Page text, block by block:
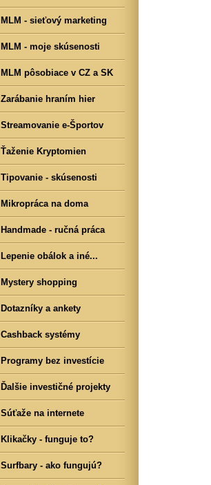
MLM - sieťový marketing
MLM - moje skúsenosti
MLM pôsobiace v CZ a SK
Zarábanie hraním hier
Streamovanie e-Športov
Ťaženie Kryptomien
Tipovanie - skúsenosti
Mikropráca na doma
Handmade - ručná práca
Lepenie obálok a iné...
Mystery shopping
Dotazníky a ankety
Cashback systémy
Programy bez investície
Ďalšie investičné projekty
Súťaže na internete
Klikačky - funguje to?
Surfbary - ako fungujú?